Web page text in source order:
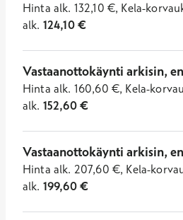
Hinta alk. 132,10 €, Kela-
alk. 124,10€
Vastaanottokäynti arkisin,
Hinta alk. 160,60 €, Kela-
alk. 152,60€
Vastaanottokäynti arkisin,
Hinta alk. 207,60 €, Kela-
alk. 199,60€